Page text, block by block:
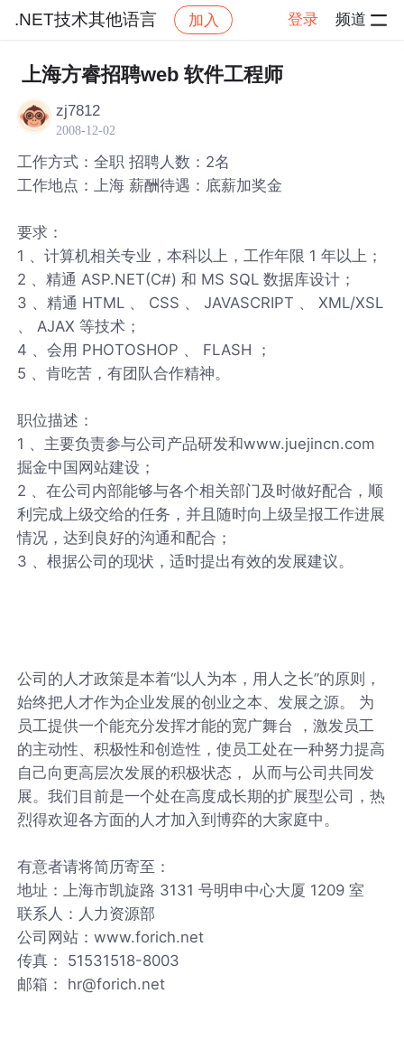
.NET技术其他语言 加入 登录 频道
社区 .NET技术其他语言 帖子详情
上海方睿招聘web 软件工程师
zj7812
2008-12-02
工作方式：全职 招聘人数：2名
工作地点：上海 薪酬待遇：底薪加奖金
要求：
1 、计算机相关专业，本科以上，工作年限 1 年以上；
2 、精通 ASP.NET(C#) 和 MS SQL 数据库设计；
3 、精通 HTML 、 CSS 、 JAVASCRIPT 、 XML/XSL
、 AJAX 等技术；
4 、会用 PHOTOSHOP 、 FLASH ；
5 、肯吃苦，有团队合作精神。
职位描述：
1 、主要负责参与公司产品研发和www.juejincn.com
掘金中国网站建设；
2 、在公司内部能够与各个相关部门及时做好配合，顺
利完成上级交给的任务，并且随时向上级呈报工作进展
情况，达到良好的沟通和配合；
3 、根据公司的现状，适时提出有效的发展建议。
公司的人才政策是本着“以人为本，用人之长”的原则，
始终把人才作为企业发展的创业之本、发展之源。 为
员工提供一个能充分发挥才能的宽广舞台 ，激发员工
的主动性、积极性和创造性，使员工处在一种努力提高
自己向更高层次发展的积极状态， 从而与公司共同发
展。我们目前是一个处在高度成长期的扩展型公司，热
烈得欢迎各方面的人才加入到博弈的大家庭中。
有意者请将简历寄至：
地址：上海市凯旋路 3131 号明申中心大厦 1209 室
联系人：人力资源部
公司网站：www.forich.net
传真： 51531518-8003
邮箱： hr@forich.net